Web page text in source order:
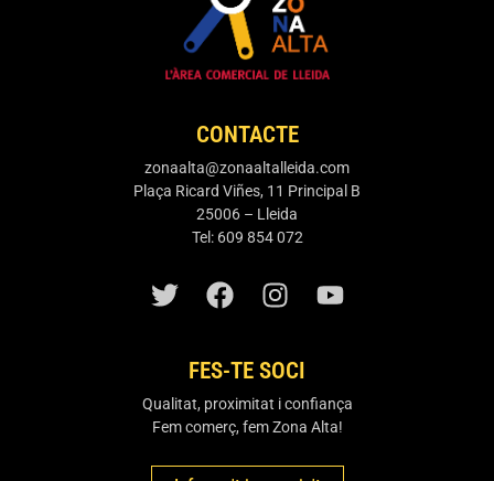
CONTACTE
zonaalta@zonaaltalleida.com
Plaça Ricard Viñes, 11 Principal B
25006 – Lleida
Tel: 609 854 072
FES-TE SOCI
Qualitat, proximitat i confiança
Fem comerç, fem Zona Alta!